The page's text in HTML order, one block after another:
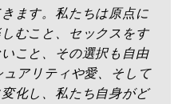
ます。私たちは原点に
むこと、セックスをす
こと、その選択も自由
アリティや愛、そして
化し、私たち自身がど